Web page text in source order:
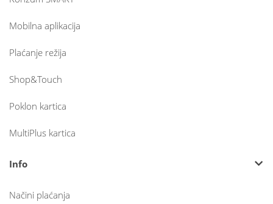
Mobilna aplikacija
Plaćanje režija
Shop&Touch
Poklon kartica
MultiPlus kartica
Info
Načini plaćanja